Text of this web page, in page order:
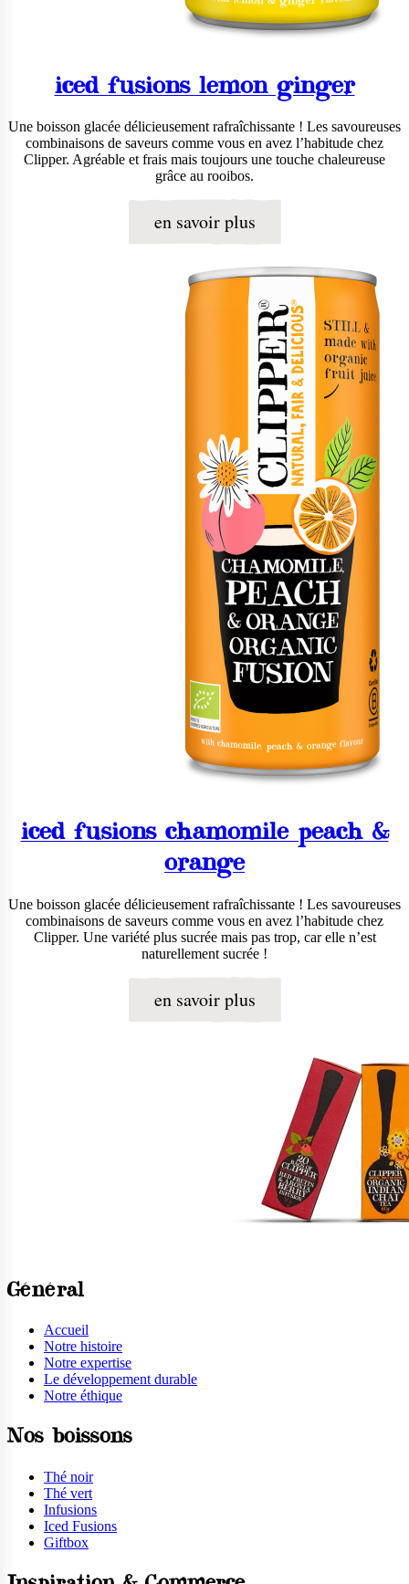
iced fusions lemon ginger
Une boisson glacée délicieusement rafraîchissante ! Les savoureuses
combinaisons de saveurs comme vous en avez l’habitude chez
Clipper. Agréable et frais mais toujours une touche chaleureuse
grâce au rooibos.
en savoir plus
iced fusions chamomile peach &
orange
Une boisson glacée délicieusement rafraîchissante ! Les savoureuses
combinaisons de saveurs comme vous en avez l’habitude chez
Clipper. Une variété plus sucrée mais pas trop, car elle n’est
naturellement sucrée !
en savoir plus
Général
Accueil
Notre histoire
Notre expertise
Le développement durable
Notre éthique
Nos boissons
Thé noir
Thé vert
Infusions
Iced Fusions
Giftbox